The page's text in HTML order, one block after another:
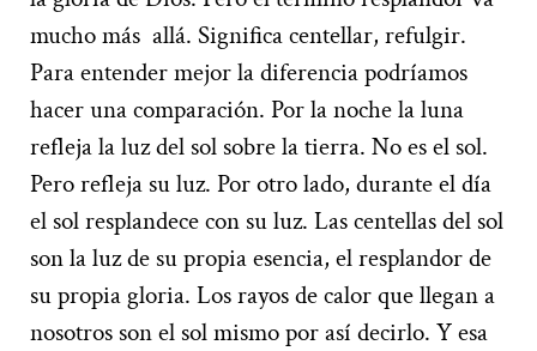
mucho más allá. Significa centellar, refulgir.
Para entender mejor la diferencia podríamos
hacer una comparación. Por la noche la luna
refleja la luz del sol sobre la tierra. No es el sol.
Pero refleja su luz. Por otro lado, durante el día
el sol resplandece con su luz. Las centellas del sol
son la luz de su propia esencia, el resplandor de
su propia gloria. Los rayos de calor que llegan a
nosotros son el sol mismo por así decirlo. Y esa